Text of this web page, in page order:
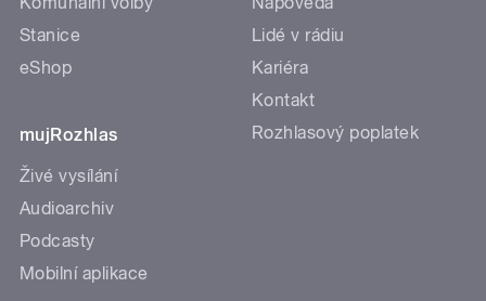
Stanice
eShop
mujRozhlas
Živé vysílání
Audioarchiv
Podcasty
Mobilní aplikace
Lidé v rádiu
Kariéra
Kontakt
Rozhlasový poplatek